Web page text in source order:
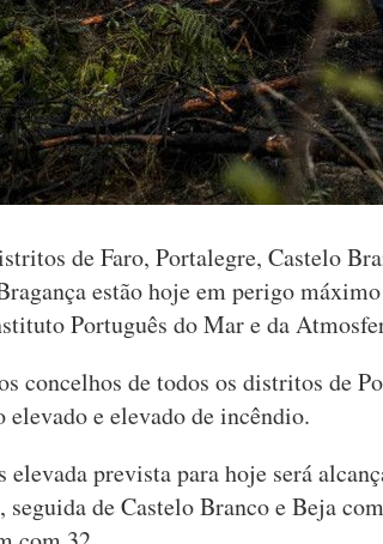
de Faro, Portalegre, Castelo
estão hoje em perigo
Português do Mar e da
concelhos de todos os distritos de
e elevado de incêndio.
prevista para hoje será
de Castelo Branco e Beja